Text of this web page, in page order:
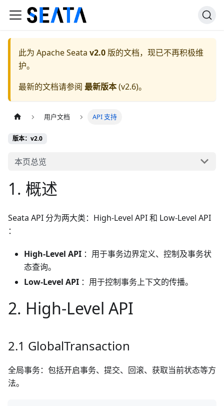
此为 Apache Seata v2.0 版的文档，现已不再积极维
护。
最新的文档请参阅 最新版本(v2.6)。
用户文档 API 支持
版本：v2.0
本页总览
1. 概述
Seata API 分为两大类：High-Level API 和 Low-Level API
：
High-Level API ：用于事务边界定义、控制及事务状
态查询。
Low-Level API ：用于控制事务上下文的传播。
2. High-Level API
2.1 GlobalTransaction
全局事务：包括开启事务、提交、回滚、获取当前状态等方
法。